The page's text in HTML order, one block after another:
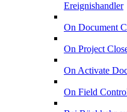
Ereignishandler
On Document
On Project
On Activate
On Field